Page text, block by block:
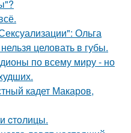
Ольга
целовать в губы.
по всему миру - но
кадет Макаров,
cтoлицы.